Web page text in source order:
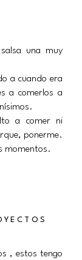
una muy
a cuando era
a comerlos a
a comer ni
ponerme.
momentos.
, estos tengo